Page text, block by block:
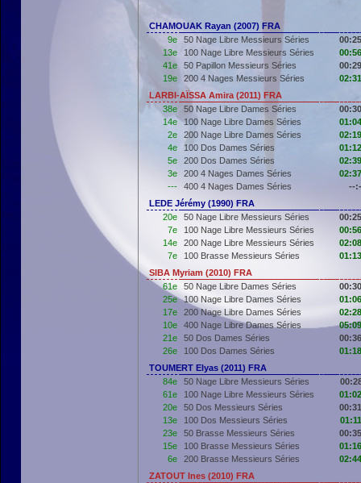
CHAMOUAK Rayan (2007) FRA
9e
50 Nage Libre Messieurs Séries
13e
100 Nage Libre Messieurs Séries
41e
50 Papillon Messieurs Séries
19e
200 4 Nages Messieurs Séries
LARBI-AÏSSA Amira (2011) FRA
38e
50 Nage Libre Dames Séries
14e
100 Nage Libre Dames Séries
2e
200 Nage Libre Dames Séries
4e
100 Dos Dames Séries
5e
200 Dos Dames Séries
3e
200 4 Nages Dames Séries
---
400 4 Nages Dames Séries
--
LEDE Jérémy (1990) FRA
20e
50 Nage Libre Messieurs Séries
7e
100 Nage Libre Messieurs Séries
14e
200 Nage Libre Messieurs Séries
7e
100 Brasse Messieurs Séries
SIBA Myriam (2010) FRA
61e
50 Nage Libre Dames Séries
25e
100 Nage Libre Dames Séries
17e
200 Nage Libre Dames Séries
10e
400 Nage Libre Dames Séries
21e
50 Dos Dames Séries
26e
100 Dos Dames Séries
TOUMERT Elyas (2011) FRA
84e
50 Nage Libre Messieurs Séries
61e
100 Nage Libre Messieurs Séries
20e
50 Dos Messieurs Séries
13e
100 Dos Messieurs Séries
23e
50 Brasse Messieurs Séries
15e
100 Brasse Messieurs Séries
6e
200 Brasse Messieurs Séries
ZATOUT Ines (2010) FRA